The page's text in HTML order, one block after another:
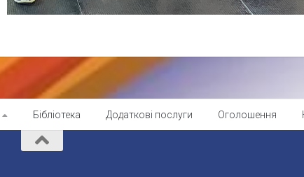
Бібліотека Додаткові послуги Оголошення